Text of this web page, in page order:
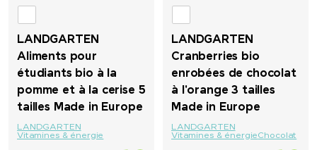
LANDGARTEN
Aliments pour
étudiants bio à la
pomme et à la cerise 5
tailles Made in Europe
LANDGARTEN
Vitamines & énergie
LANDGARTEN
Cranberries bio
enrobées de chocolat
à l'orange 3 tailles
Made in Europe
LANDGARTEN
Vitamines & énergieChocolat